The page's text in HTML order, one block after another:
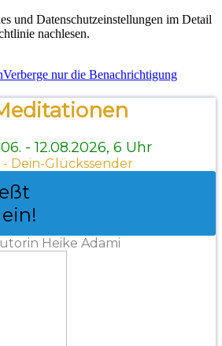
und Datenschutzeinstellungen im Detail
nachlesen.
Verberge nur die Benachrichtigung
- 12.08.2026, 6 Uhr
Dein-Glückssender
Heike Adami